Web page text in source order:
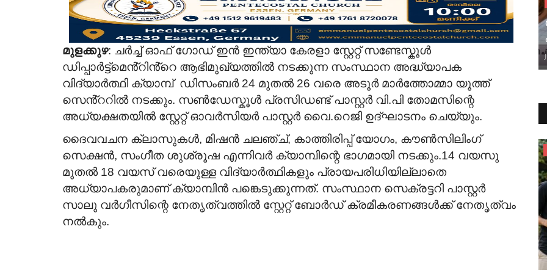
മുളക്കുഴ: ചർച്ച് ഓഫ് ഗോഡ് ഇൻ ഇന്ത്യാ കേരളാ സ്റ്റേറ്റ് സണ്ടേസ്കൂൾ
ഡിപ്പാർട്ട്മെൻ്റിൻ്റെ ആഭിമുഖ്യത്തിൽ നടക്കുന്ന സംസ്ഥാന അദ്ധ്യാപക
വിദ്യാർത്ഥി ക്യാമ്പ് ഡിസംബർ 24 മുതൽ 26 വരെ അടൂർ മാർത്തോമ്മാ യൂത്ത്
സെൻ്ററിൽ നടക്കും. സൺഡേസ്കൂൾ പ്രസിഡണ്ട് പാസ്റ്റർ വി.പി തോമസിന്റെ
അധ്യക്ഷതയിൽ സ്റ്റേറ്റ് ഓവർസിയർ പാസ്റ്റർ വൈ.റെജി ഉദ്ഘാടനം ചെയ്യും.
ദൈവവചന ക്ലാസുകൾ, മിഷൻ ചലഞ്ച്, കാത്തിരിപ്പ് യോഗം, കൗൺസിലിംഗ്
സെക്ഷൻ, സംഗീത ശുശ്രൂഷ എന്നിവർ ക്യാമ്പിന്റെ ഭാഗമായി നടക്കും.14 വയസു
മുതൽ 18 വയസ് വരെയുള്ള വിദ്യാർത്ഥികളും പ്രായപരിധിയില്ലാതെ
അധ്യാപകരുമാണ് ക്യാമ്പിൻ പങ്കെടുക്കുന്നത്. സംസ്ഥാന സെക്രട്ടറി പാസ്റ്റർ
സാലു വർഗീസിന്റെ നേതൃത്വത്തിൽ സ്റ്റേറ്റ് ബോർഡ് ക്രമീകരണങ്ങൾക്ക് നേതൃത്വം
നൽകും.
Featured Article
Bride Wanted
Pentecostal Boy; BDS from CMC
Ludhiana; Pursuing final...